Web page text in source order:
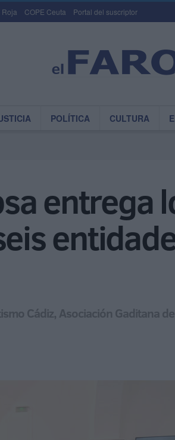
Roja COPE Ceuta Portal del suscriptor
POLÍTICA CULTURA
entrega
Cádiz, Asociación Gaditana